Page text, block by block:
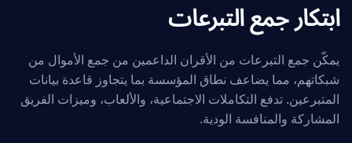
ابتكار جمع التبرعات
يمكّن جمع التبرعات من الأقران الداعمين من جمع الأموال من
شبكاتهم، مما يضاعف نطاق المؤسسة بما يتجاوز قاعدة بيانات
المتبرعين. تدفع التكاملات الاجتماعية، والألعاب، وميزات الفريق
المشاركة والمنافسة الودية.